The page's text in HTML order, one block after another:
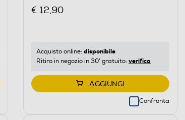
€ 12,90
Acquisto online: disponibile
Ritiro in negozio in 30' gratuito: verifica
AGGIUNGI
Confronta